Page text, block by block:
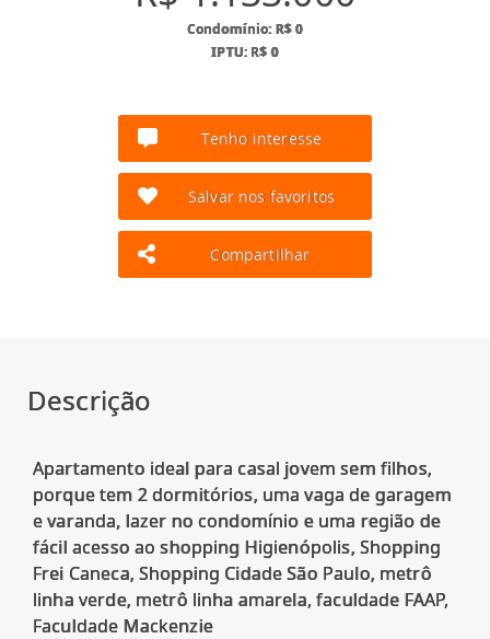
Condomínio: R$ 0
IPTU: R$ 0
Tenho interesse
Salvar nos favoritos
Compartilhar
Descrição
Apartamento ideal para casal jovem sem filhos,
porque tem 2 dormitórios, uma vaga de garagem
e varanda, lazer no condomínio e uma região de
fácil acesso ao shopping Higienópolis, Shopping
Frei Caneca, Shopping Cidade São Paulo, metrô
linha verde, metrô linha amarela, faculdade FAAP,
Faculdade Mackenzie